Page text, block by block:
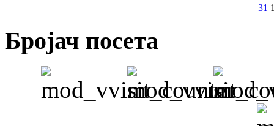
31
Бројач посета